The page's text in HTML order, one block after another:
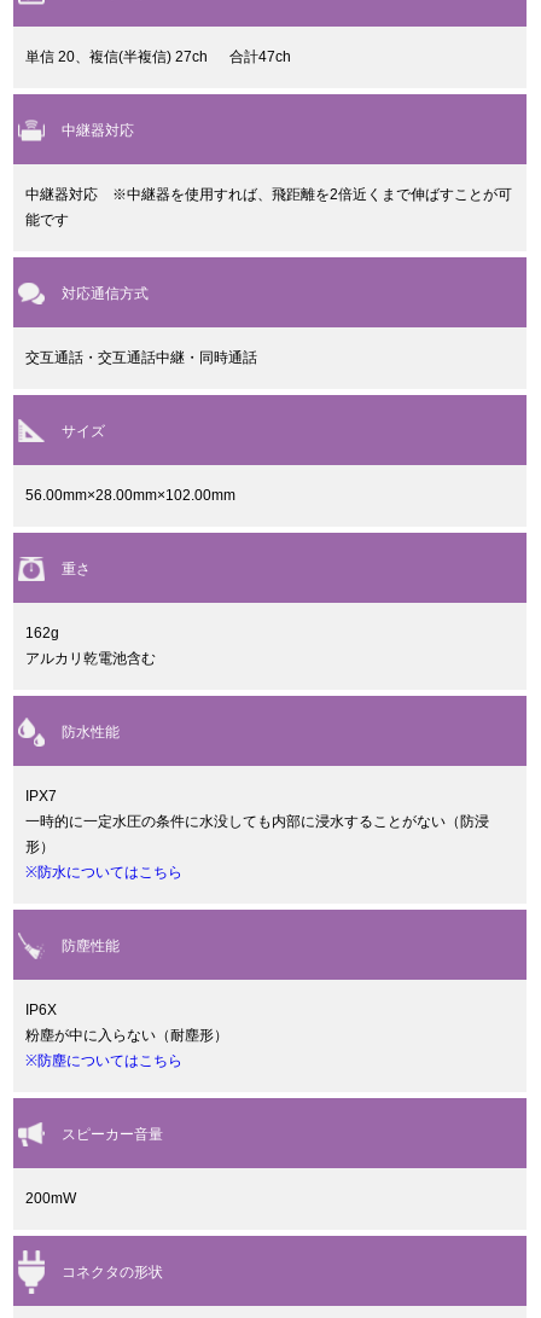
単信 20、複信(半複信) 27ch 合計47ch
中継器対応
中継器対応 ※中継器を使用すれば、飛距離を2倍近くまで伸ばすことが可
能です
対応通信方式
交互通話・交互通話中継・同時通話
サイズ
56.00mm×28.00mm×102.00mm
重さ
162g
アルカリ乾電池含む
防水性能
IPX7
一時的に一定水圧の条件に水没しても内部に浸水することがない（防浸
形）
※防水についてはこちら
防塵性能
IP6X
粉塵が中に入らない（耐塵形）
※防塵についてはこちら
スピーカー音量
200mW
コネクタの形状